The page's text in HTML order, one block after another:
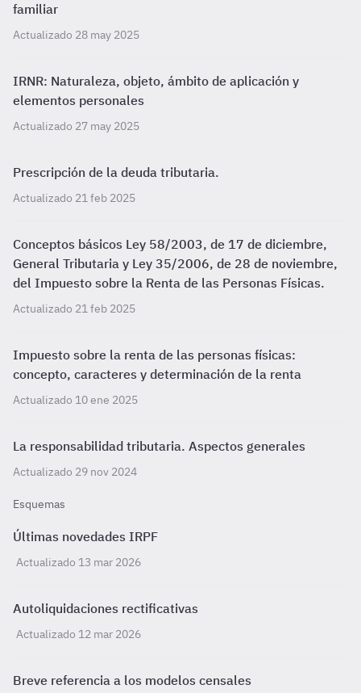
familiar
Actualizado 28 may 2025
IRNR: Naturaleza, objeto, ámbito de aplicación y
elementos personales
Actualizado 27 may 2025
Prescripción de la deuda tributaria.
Actualizado 21 feb 2025
Conceptos básicos Ley 58/2003, de 17 de diciembre,
General Tributaria y Ley 35/2006, de 28 de noviembre,
del Impuesto sobre la Renta de las Personas Físicas.
Actualizado 21 feb 2025
Impuesto sobre la renta de las personas físicas:
concepto, caracteres y determinación de la renta
Actualizado 10 ene 2025
La responsabilidad tributaria. Aspectos generales
Actualizado 29 nov 2024
Esquemas
Últimas novedades IRPF
Actualizado 13 mar 2026
Autoliquidaciones rectificativas
Actualizado 12 mar 2026
Breve referencia a los modelos censales